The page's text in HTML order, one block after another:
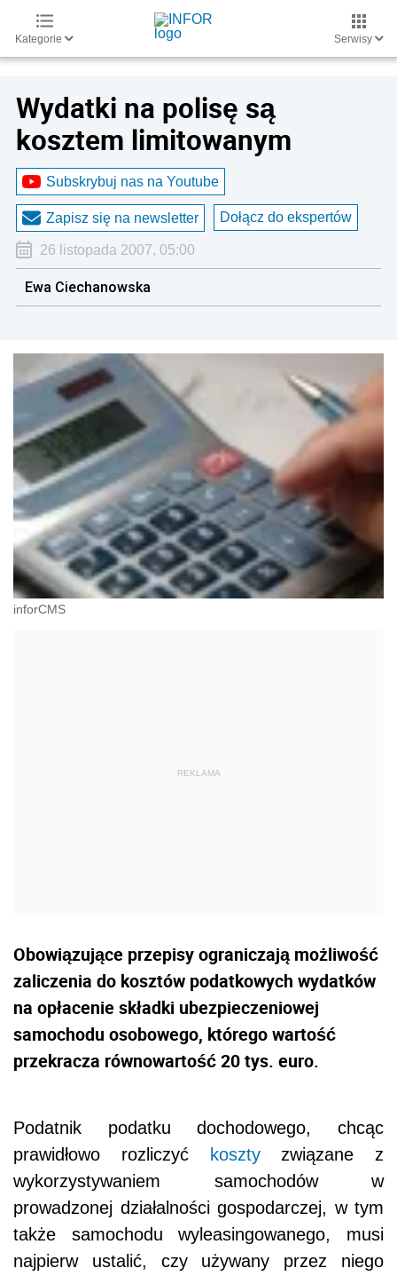
Kategorie Serwisy
Wydatki na polisę są
kosztem limitowanym
Subskrybuj nas na Youtube
Zapisz się na newsletter Dołącz do ekspertów
26 listopada 2007, 05:00
Ewa Ciechanowska
inforCMS
Obowiązujące przepisy ograniczają możliwość
zaliczenia do kosztów podatkowych wydatków
na opłacenie składki ubezpieczeniowej
samochodu osobowego, którego wartość
przekracza równowartość 20 tys. euro.
Podatnik podatku dochodowego, chcąc
prawidłowo rozliczyć
kosztyzwiązane z
wykorzystywaniem samochodów w
prowadzonej działalności gospodarczej, w tym
także samochodu wyleasingowanego, musi
najpierw ustalić, czy używany przez niego